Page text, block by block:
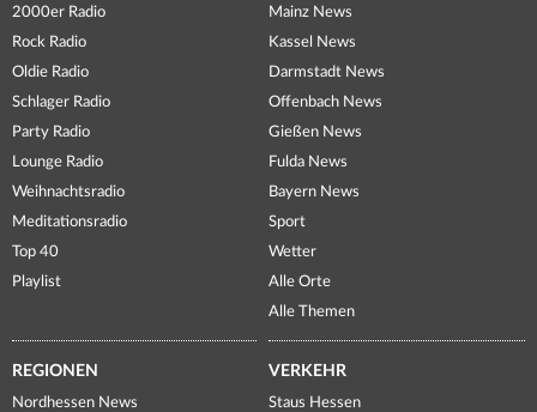
2000er Radio
Rock Radio
Oldie Radio
Schlager Radio
Party Radio
Lounge Radio
Weihnachtsradio
Meditationsradio
Top 40
Playlist
Mainz News
Kassel News
Darmstadt News
Offenbach News
Gießen News
Fulda News
Bayern News
Sport
Wetter
Alle Orte
Alle Themen
REGIONEN
Nordhessen News
VERKEHR
Staus Hessen